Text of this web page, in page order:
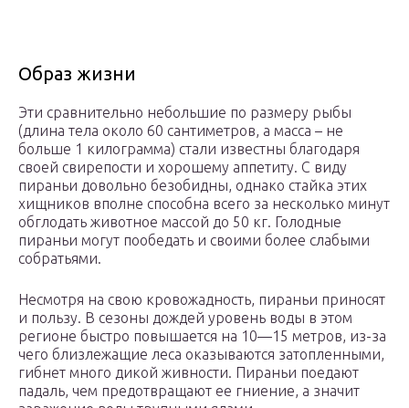
Образ жизни
Эти сравнительно небольшие по размеру рыбы
(длина тела около 60 сантиметров, а масса – не
больше 1 килограмма) стали известны благодаря
своей свирепости и хорошему аппетиту. С виду
пираньи довольно безобидны, однако стайка этих
хищников вполне способна всего за несколько минут
обглодать животное массой до 50 кг. Голодные
пираньи могут пообедать и своими более слабыми
собратьями.
Несмотря на свою кровожадность, пираньи приносят
и пользу. В сезоны дождей уровень воды в этом
регионе быстро повышается на 10—15 метров, из-за
чего близлежащие леса оказываются затопленными,
гибнет много дикой живности. Пираньи поедают
падаль, чем предотвращают ее гниение, а значит